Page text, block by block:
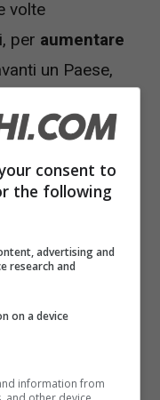
volte
per aumentare
un Paese,
le persone,
dopo aver
che lega tutti i
soprattutto
consent to
the following
advertising and
research and
on a device
information from